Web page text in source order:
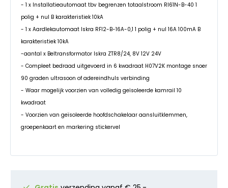
- 1 x Installatieautomaat tbv begrenzen totaalstroom RI61N-B-40 1
polig + nul B karakteristiek 10kA
- 1 x Aardlekautomaat Iskra RFI2-B-16A-0,1 1 polig + nul 16A 100mA B
karakteristiek 10kA
-aantal x Beltransformator Iskra ZTR8/24, 8V 12V 24V
- Compleet bedraad uitgevoerd in 6 kwadraat H07V2K montage snoer
90 graden ultrasoon of adereindhuls verbinding
- Waar mogelijk voorzien van volledig geïsoleerde kamrail 10
kwadraat
- Voorzien van geïsoleerde hoofdschakelaar aansluitklemmen,
groepenkaart en markering stickervel